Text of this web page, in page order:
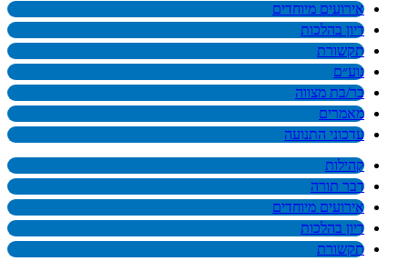
אירועים מיוחדים
דיון בהלכות
תקשורת
נוע״ם
בר/בת מצווה
מאמרים
עדכוני התנועה
קהילות
דבר תורה
אירועים מיוחדים
דיון בהלכות
תקשורת